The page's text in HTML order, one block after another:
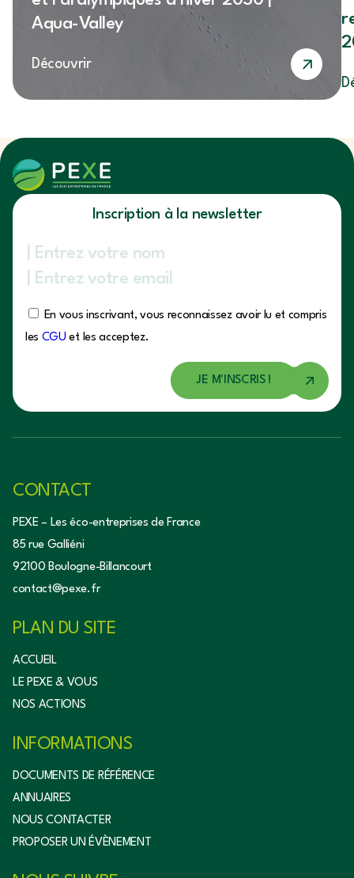
Aqua-Valley
Découvrir
Inscription à la newsletter
En vous inscrivant, vous reconnaissez avoir lu et compris
les CGU et les acceptez.
CONTACT
PEXE – Les éco-entreprises de France
85 rue Galliéni
92100 Boulogne-Billancourt
contact@pexe.fr
PLAN DU SITE
ACCUEIL
LE PEXE & VOUS
NOS ACTIONS
INFORMATIONS
DOCUMENTS DE RÉFÉRENCE
ANNUAIRES
NOUS CONTACTER
PROPOSER UN ÉVÈNEMENT